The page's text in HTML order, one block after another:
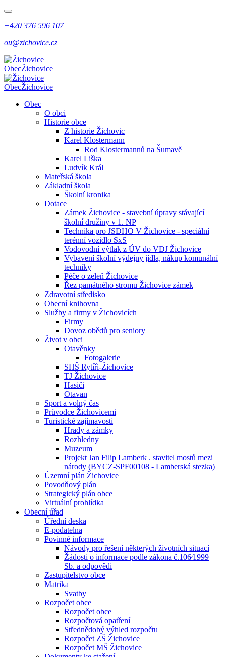
+420 376 596 107
ou@zichovice.cz
ObecŽichovice
ObecŽichovice
Obec
O obci
Historie obce
Z historie Žichovic
Karel Klostermann
Rod Klostermannů na Šumavě
Karel Liška
Ludvík Král
Mateřská škola
Základní škola
Školní kronika
Dotace
Zámek Žichovice - stavební úpravy stávající
školní družiny v 1. NP
Technika pro JSDHO V Žichovice - speciální
terénní vozidlo SxS
Vodovodní výtlak z ÚV do VDJ Žichovice
Vybavení školní výdejny jídla, nákup komunální
techniky
Péče o zeleň Žichovice
Řez památného stromu Žichovice zámek
Zdravotní středisko
Obecní knihovna
Služby a firmy v Žichovicích
Firmy
Dovoz obědů pro seniory
Život v obci
Otavěnky
Fotogalerie
SHŠ Rytíři-Žichovice
TJ Žichovice
Hasiči
Otavan
Sport a volný čas
Průvodce Žichovicemi
Turistické zajímavosti
Hrady a zámky
Rozhledny
Muzeum
Projekt Jan Filip Lamberk . stavitel mostů mezi
národy (BYCZ-SPF00108 - Lamberská stezka)
Územní plán Žichovice
Povodňový plán
Strategický plán obce
Virtuální prohlídka
Obecní úřad
Úřední deska
E-podatelna
Povinné informace
Návody pro řešení některých životních situací
Žádosti o informace podle zákona č.106⁄1999
Sb. a odpovědi
Zastupitelstvo obce
Matrika
Svatby
Rozpočet obce
Rozpočet obce
Rozpočtová opatření
Střednědobý výhled rozpočtu
Rozpočet ZŠ Žichovice
Rozpočet MŠ Žichovice